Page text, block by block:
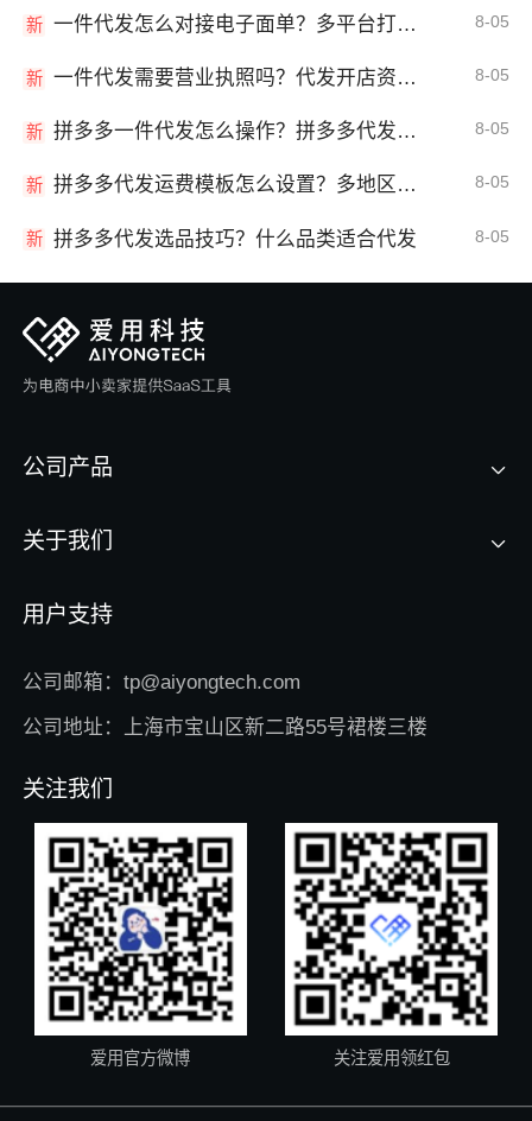
新 一件代发怎么对接电子面单？多平台打单发货教程 8-05
新 一件代发需要营业执照吗？代发开店资质详解 8-05
新 拼多多一件代发怎么操作？拼多多代发全流程 8-05
新 拼多多代发运费模板怎么设置？多地区运费 8-05
新 拼多多代发选品技巧？什么品类适合代发 8-05
公司产品
关于我们
用户支持
公司邮箱：tp@aiyongtech.com
公司地址：上海市宝山区新二路55号裙楼三楼
关注我们
爱用官方微博 关注爱用领红包